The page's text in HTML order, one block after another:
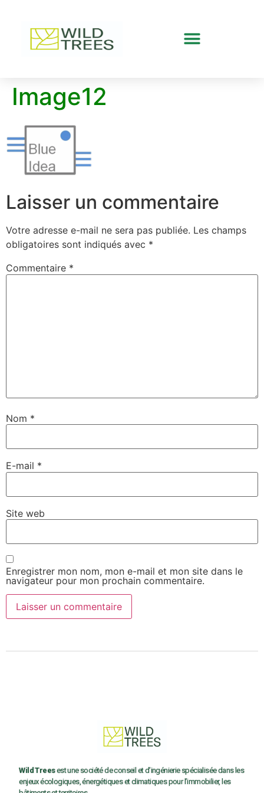
Image12
Laisser un commentaire
Votre adresse e-mail ne sera pas publiée. Les champs
obligatoires sont indiqués avec *
Commentaire *
Nom *
E-mail *
Site web
Enregistrer mon nom, mon e-mail et mon site dans le
navigateur pour mon prochain commentaire.
Wild Treesest une société de conseil et d’ingénierie spécialisée dans les
enjeux écologiques, énergétiques et climatiques pour l’immobilier, les